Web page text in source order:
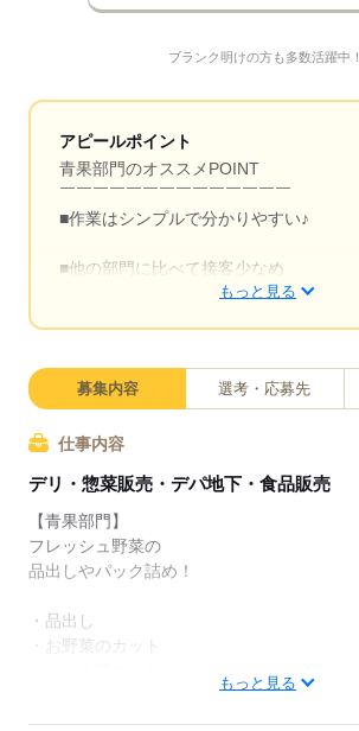
ブランク明けの方も多数活躍中！
アピールポイント
青果部門のオススメPOINT
￣￣￣￣￣￣￣￣￣￣￣￣￣￣
■作業はシンプルで分かりやすい♪
■他の部門に比べて接客少なめ
■コツコツ作業で達成感◎
安心してご応募ください！
※感染症防止対策について
￣￣￣￣￣￣￣￣￣￣￣￣
◆仕事中のマスク着用
◆手洗い・アルコール消毒・うがい
※37.5℃以上のスタッフはお休み
※その他、少しでも異変があれば
もっと見る
募集内容 選考・応募先
仕事内容
デリ・惣菜販売・デパ地下・食品販売
【青果部門】
フレッシュ野菜の
品出しやパック詰め！
・品出し
・お野菜のカット
品揃えが豊富なので
もっと見る